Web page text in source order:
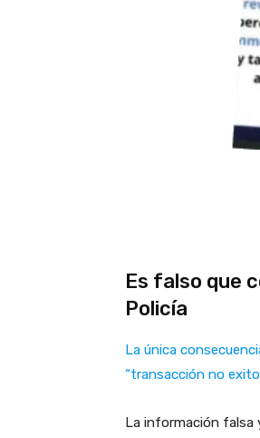
Es falso que
Policía
La única
“transacción no
La información falsa